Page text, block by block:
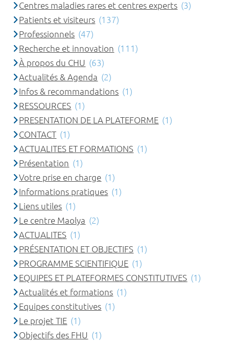
Centres maladies rares et centres experts (3)
Patients et visiteurs (137)
Professionnels (47)
Recherche et innovation (111)
À propos du CHU (63)
Actualités & Agenda (2)
Infos & recommandations (1)
RESSOURCES (1)
PRESENTATION DE LA PLATEFORME (1)
CONTACT (1)
ACTUALITES ET FORMATIONS (1)
Présentation (1)
Votre prise en charge (1)
Informations pratiques (1)
Liens utiles (1)
Le centre Maolya (2)
ACTUALITES (1)
PRÉSENTATION ET OBJECTIFS (1)
PROGRAMME SCIENTIFIQUE (1)
EQUIPES ET PLATEFORMES CONSTITUTIVES (1)
Actualités et formations (1)
Equipes constitutives (1)
Le projet TIE (1)
Objectifs des FHU (1)